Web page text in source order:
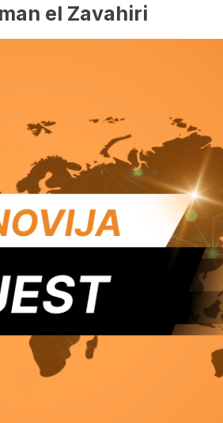
el Zavahiri